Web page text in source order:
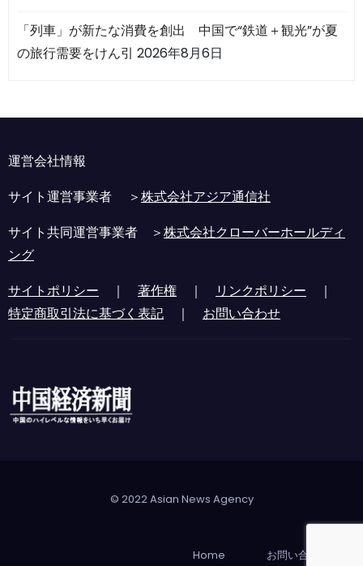
「列車」が新たな消費を創出 中国で“鉄道＋観光”が夏
の旅行需要をけん引 2026年8月6日
運営会社情報
サイト運営事業者 ＞株式会社アジア通信社
サイト共同運営事業者 ＞株式会社クローバーホールディ
ング
サイトポリシー ｜ 著作権 ｜ リンクポリシー ｜
特定商取引法に基づく表記 ｜ お問い合わせ
© 2022 Asian News Agency
Home お問い合わせ